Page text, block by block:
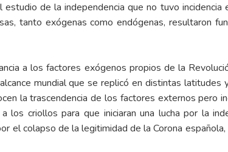
de la independencia que no tuvo incidencia
tanto exógenas como endógenas, resultaron
a los factores exógenos propios de la
mundial que se replicó en distintas latitudes
la trascendencia de los factores externos pero
criollos para que iniciaran una lucha por la
el colapso de la legitimidad de la Corona